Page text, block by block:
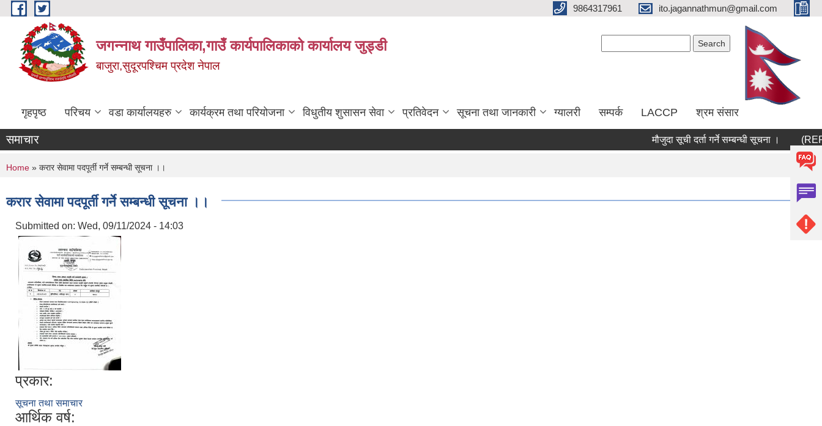
Skip to main content 9864317961 ito.jagannathmun@gmail.com
जगन्नाथ गाउँपालिका,गाउँ कार्यपालिकाको कार्यालय जुड्डी
बाजुरा,सुदूरपश्चिम प्रदेश नेपाल
गृहपृष्ठ परिचय वडा कार्यालयहरु कार्यक्रम तथा परियोजना विधुतीय शुसासन सेवा प्रतिवेदन सूचना तथा जानकारी ग्यालरी सम्पर्क LACCP श्रम संसार
समाचार मौजुदा सूची दर्ता गर्ने सम्बन्धी सूचना ।
You are here
Home » करार सेवामा पदपूर्ती गर्ने सम्बन्धी सूचना ।।
करार सेवामा पदपूर्ती गर्ने सम्बन्धी सूचना ।।
Submitted on: Wed, 09/11/2024 - 14:03
प्रकार:
सूचना तथा समाचार
आर्थिक वर्ष: